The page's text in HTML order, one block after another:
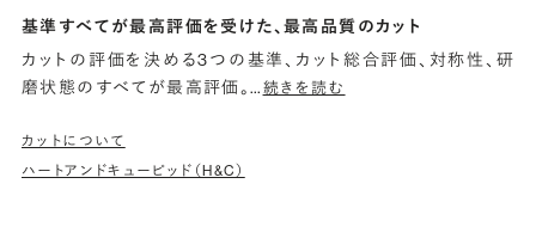
基準すべてが最高評価を受けた、最高品質のカット
カットの評価を決める3つの基準、カット総合評価、対称性、研
磨状態のすべてが最高評価。…続きを読む
カットについて
ハートアンドキューピッド（H&C）